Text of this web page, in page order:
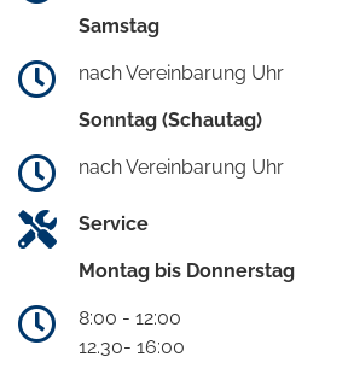
Samstag
nach Vereinbarung Uhr
Sonntag (Schautag)
nach Vereinbarung Uhr
Service
Montag bis Donnerstag
8:00 - 12:00
12.30- 16:00